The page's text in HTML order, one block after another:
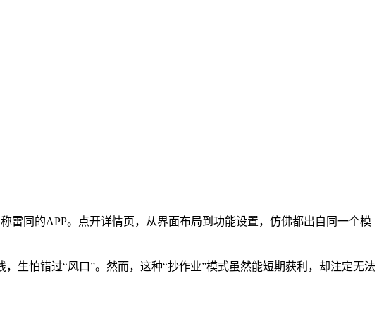
雷同的APP。点开详情页，从界面布局到功能设置，仿佛都出自同一个模
生怕错过“风口”。然而，这种“抄作业”模式虽然能短期获利，却注定无法